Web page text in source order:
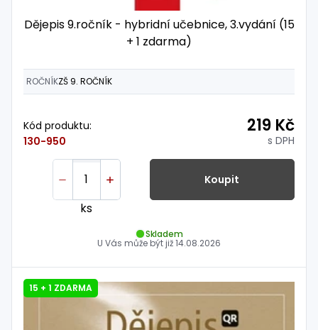
Dějepis 9.ročník - hybridní učebnice, 3.vydání (15
+ 1 zdarma)
ROČNÍKZŠ 9. ROČNÍK
Kód produktu:
130-950
219 Kč
s DPH
ks
Koupit
Skladem
U Vás může být již14.08.2026
15 + 1 ZDARMA